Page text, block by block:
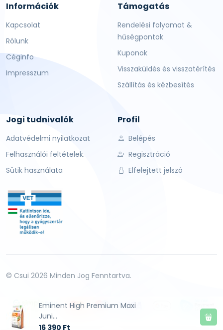
Eminent High Premium Maxi
Juni...
16 390 Ft
Információk
Kapcsolat
Rólunk
Céginfo
Impresszum
Támogatás
Rendelési folyamat &
hűségpontok
Kuponok
Visszaküldés és visszatérítés
Szállítás és kézbesítés
Jogi tudnivalók
Adatvédelmi nyilatkozat
Felhasználói feltételek.
Sütik használata
Profil
Belépés
Regisztráció
Elfelejtett jelszó
© Csui 2026 Minden Jog Fenntartva.